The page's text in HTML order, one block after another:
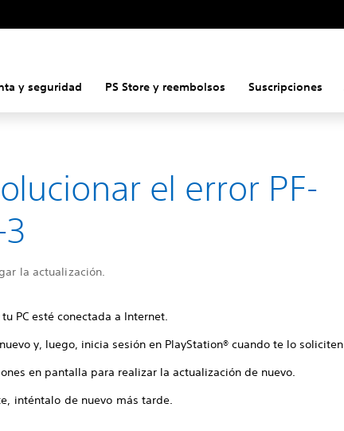
y seguridad PS Store y reembolsos Suscripciones
el error PF-
la actualización.
PC esté conectada a Internet.
y, luego, inicia sesión en PlayStation® cuando te lo
en pantalla para realizar la actualización de nuevo.
inténtalo de nuevo más tarde.